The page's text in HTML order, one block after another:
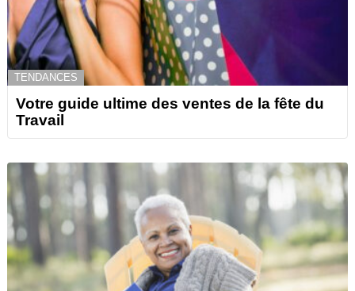
TENDANCES
Votre guide ultime des ventes de la fête du
Travail